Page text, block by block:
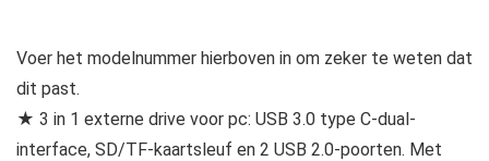
Voer het modelnummer hierboven in om zeker te weten dat
dit past.
★ 3 in 1 externe drive voor pc: USB 3.0 type C-dual-
interface, SD/TF-kaartsleuf en 2 USB 2.0-poorten. Met